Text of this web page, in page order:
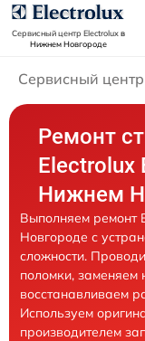
Сервисный центр Electroluxв
Нижнем Новгороде
Сервисный
Ремонт
Electrolux
Нижнем
Выполняем ремонт
Новгороде с
сложности.
поломки, заменяем
восстанавливаем
Используем
производителем